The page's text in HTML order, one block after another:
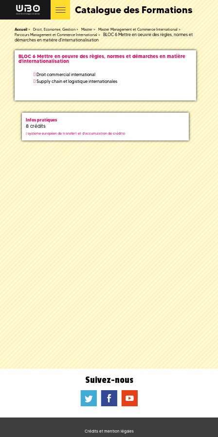
Catalogue des Formations
Accueil Droit, Economie, Gestion Master
Master Management et Commerce International
Parcours Management et Commerce International
BLOC 6 Mettre en oeuvre des règles, normes et
démarches en matière d'internationalisation
BLOC 6 Mettre en oeuvre des règles, normes et démarches en matière
d'internationalisation
Droit commercial international
Supply chain et logistique internationales
Infos pratiques
8 crédits
( système européen de transfert et d'accumulation de crédits)
Suivez-nous
a b f
Crédits et mention légales